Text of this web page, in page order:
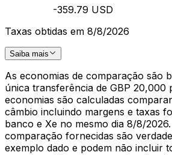
-359.79 USD
Taxas obtidas em 8/8/2026
Saiba mais
As economias de comparação são
única transferência de GBP 20,000
economias são calculadas
câmbio incluindo margens e taxas
banco e Xe no mesmo dia 8/8/
comparação fornecidas são
exemplo dado e podem não incluir